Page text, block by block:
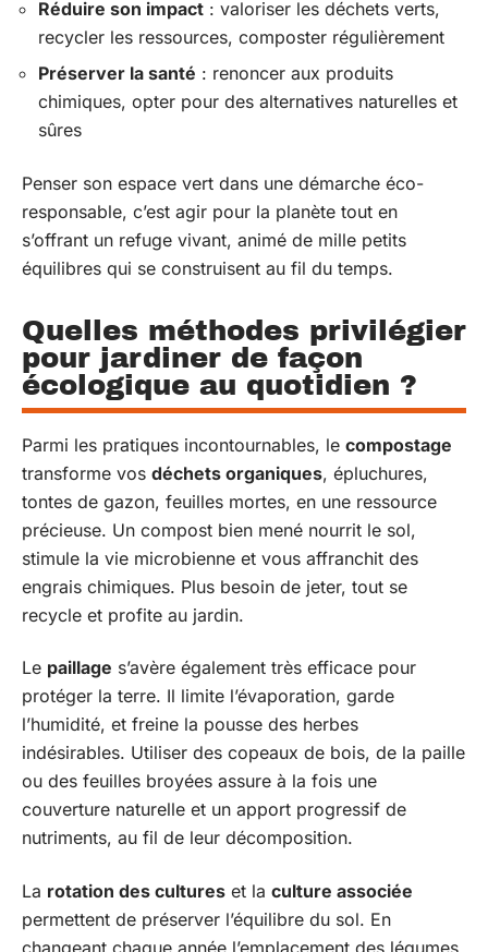
Réduire son impact : valoriser les déchets verts,
recycler les ressources, composter régulièrement
Préserver la santé : renoncer aux produits
chimiques, opter pour des alternatives naturelles et
sûres
Penser son espace vert dans une démarche éco-
responsable, c’est agir pour la planète tout en
s’offrant un refuge vivant, animé de mille petits
équilibres qui se construisent au fil du temps.
Quelles méthodes privilégier
pour jardiner de façon
écologique au quotidien ?
Parmi les pratiques incontournables, le compostage
transforme vos déchets organiques, épluchures,
tontes de gazon, feuilles mortes, en une ressource
précieuse. Un compost bien mené nourrit le sol,
stimule la vie microbienne et vous affranchit des
engrais chimiques. Plus besoin de jeter, tout se
recycle et profite au jardin.
Le paillage s’avère également très efficace pour
protéger la terre. Il limite l’évaporation, garde
l’humidité, et freine la pousse des herbes
indésirables. Utiliser des copeaux de bois, de la paille
ou des feuilles broyées assure à la fois une
couverture naturelle et un apport progressif de
nutriments, au fil de leur décomposition.
La rotation des cultures et la culture associée
permettent de préserver l’équilibre du sol. En
changeant chaque année l’emplacement des légumes